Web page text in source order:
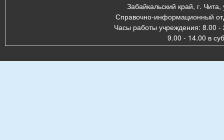
Забайкальский край, г. Чита,
Справочно-информационный
Часы работы учреждения: 8.00 -
9.00 - 14.00 в